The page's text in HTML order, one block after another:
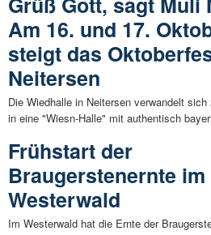
Am 16. und 17.
steigt das
Neitersen
Die Wiedhalle in Neitersen verwandelt
in eine "Wiesn-Halle" mit authentisch
Frühstart der
Braugerstenernte im
Westerwald
Im Westerwald hat die Ernte der